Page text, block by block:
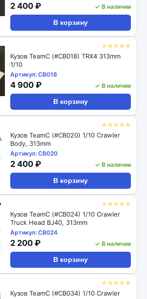
2 400 ₽ ✓ В наличии
В корзину
☆☆☆☆☆
Кузов TeamC (#CB018) TRX4 313mm
1/10
Артикул: CB018
4 900 ₽ ✓ В наличии
В корзину
☆☆☆☆☆
Кузов TeamC (#CB020) 1/10 Crawler
Body, 313mm
Артикул: CB020
2 400 ₽ ✓ В наличии
В корзину
☆☆☆☆☆
Кузов TeamC (#CB024) 1/10 Crawler
Truck Head BJ40, 313mm
Артикул: CB024
2 200 ₽ ✓ В наличии
В корзину
☆☆☆☆☆
Кузов TeamC (#CB034) 1/10 Crawler